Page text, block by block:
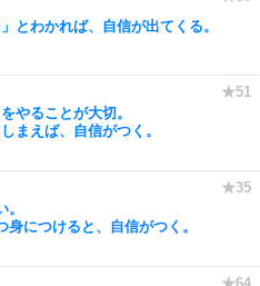
とわかれば、自信が出てくる。
やることが大切。
まえば、自信がつく。
身につけると、自信がつく。